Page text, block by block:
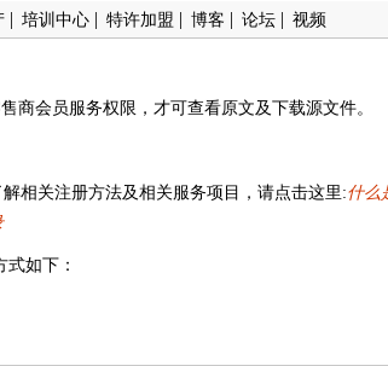
| 培训中心 | 特许加盟 | 博客 | 论坛 | 视频
商会员服务权限，才可查看原文及下载源文件。
相关注册方法及相关服务项目，请点击这里:什么
如下：